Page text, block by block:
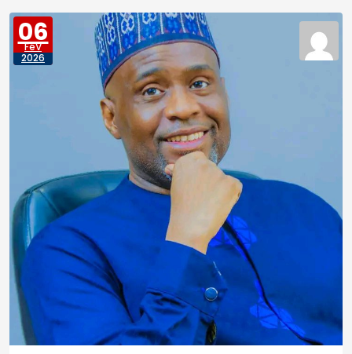
06
FéV
2026